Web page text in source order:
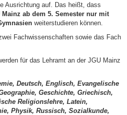
Ausrichtung auf. Das heißt, dass
ab dem 5. Semester nur mit
weiterstudieren können.
Fachwissenschaften sowie das Fach
für das Lehramt an der JGU Mainz
Deutsch, Englisch, Evangelische
Geschichte, Griechisch,
Religionslehre, Latein,
Physik, Russisch, Sozialkunde,